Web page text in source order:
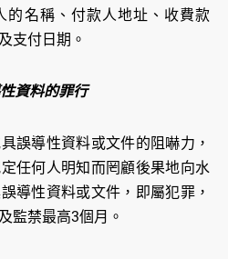
的名稱、付款人地址、收費款
支付日期。
資料的罪行
誤導性資料或文件的阻嚇力，
任何人明知而罔顧後果地向水
導性資料或文件，即屬犯罪，
監禁最高3個月。